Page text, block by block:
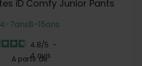
iD Comfy Junior Pants
4-7ans8-15ans
4.8/5 -
4avis
A partir de